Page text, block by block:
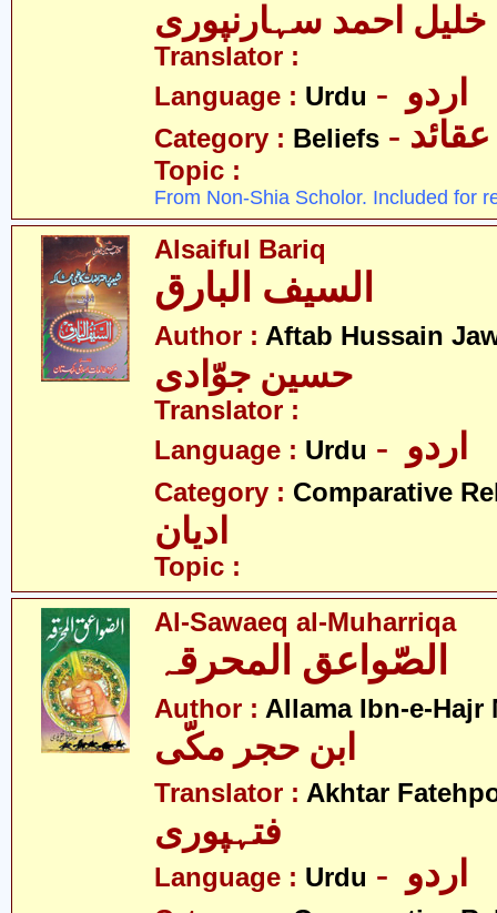
خلیل احمد سہارنپوری
Translator :
Language : Urdu
Category : Beliefs - عقائد
Topic :
From Non-Shia Scholor. Included for
Alsaiful Bariq
Author : Aftab Hussain
Translator :
Language : Urdu
Category : Comparative
ادیان
Topic :
Al-Sawaeq al-Muharriqa
Author : Allama Ibn-e-Hajr
ابن حجر مکّی
Translator : Akhtar
فتہپوری
Language : Urdu